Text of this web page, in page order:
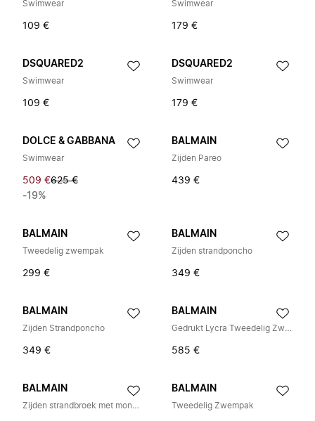
Swimwear
109 €
Swimwear
179 €
DSQUARED2
Swimwear
109 €
DSQUARED2
Swimwear
179 €
DOLCE & GABBANA
Swimwear
509 €625 €
-19%
BALMAIN
Zijden Pareo
439 €
BALMAIN
Tweedelig zwempak
299 €
BALMAIN
Zijden strandponcho
349 €
BALMAIN
Zijden Strandponcho
349 €
BALMAIN
Gedrukt Lycra Tweedelig Zwempak
585 €
BALMAIN
Zijden strandbroek met monogram
BALMAIN
Tweedelig Zwempak